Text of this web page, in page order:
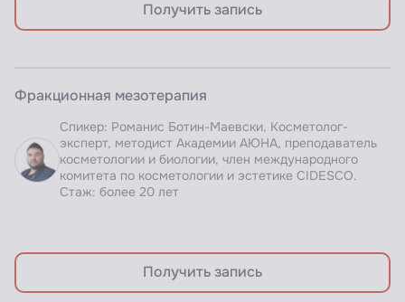
Получить запись
Фракционная мезотерапия
Спикер: Романис Ботин-Маевски, Косметолог-
эксперт, методист Академии АЮНА, преподаватель
косметологии и биологии, член международного
комитета по косметологии и эстетике CIDESCO.
Стаж: более 20 лет
Получить запись